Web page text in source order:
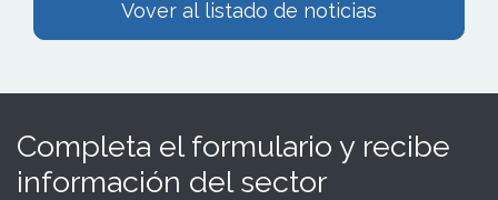
Vover al listado de noticias
Completa el formulario y recibe
información del sector